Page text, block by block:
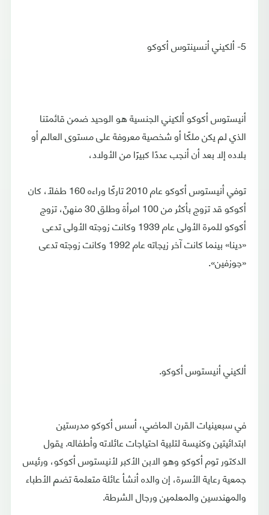
5- ألكيني أنسينتوس أكوكو
أنيستوس أكوكو ألكيني الجنسية هو الوحيد ضمن قائمتنا
الذي لم يكن ملكًا أو شخصية معروفة على مستوى العالم أو
بلاده إلا بعد أن أنجب عددًا كبيرًا من الأولاد،
توفي أنيستوس أكوكو عام 2010 تاركًا وراءه 160 طفلًا، كان
أكوكو قد تزوج بأكثر من 100 امرأة وطلق 30 منهنّ، تزوج
أكوكو للمرة الأولى عام 1939 وكانت زوجته الأولى تدعى
«دينا» بينما كانت آخر زيجاته عام 1992 وكانت زوجته تدعى
«جوزفين».
ألكيني أنيستوس أكوكو.
في سبعينيات القرن الماضي، أسس أكوكو مدرستين
ابتدائيتين وكنيسة لتلبية احتياجات عائلاته وأطفاله. يقول
الدكتور توم أكوكو وهو الابن الأكبر لأنيستوس أكوكو، ورئيس
جمعية رعاية الأسرة، إن والده أنشأ عائلة متعلمة تضم الأطباء
والمهندسين والمعلمين ورجال الشرطة.